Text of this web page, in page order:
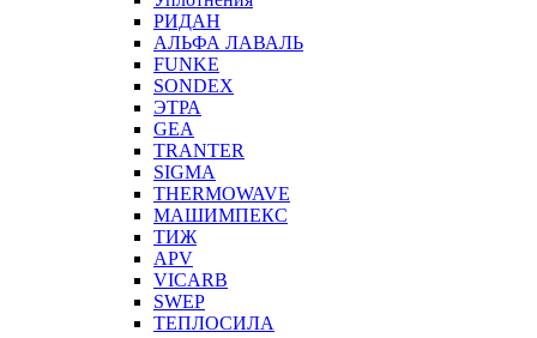
РИДАН
АЛЬФА ЛАВАЛЬ
FUNKE
SONDEX
ЭТРА
GEA
TRANTER
SIGMA
THERMOWAVE
МАШИМПЕКС
ТИЖ
APV
VICARB
SWEP
ТЕПЛОСИЛА